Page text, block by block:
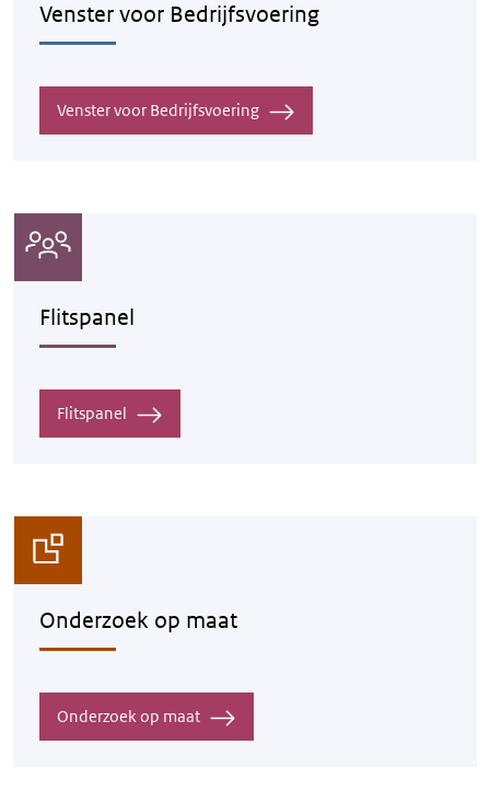
Venster voor Bedrijfsvoering
Venster voor Bedrijfsvoering
Flitspanel
Flitspanel
Onderzoek op maat
Onderzoek op maat